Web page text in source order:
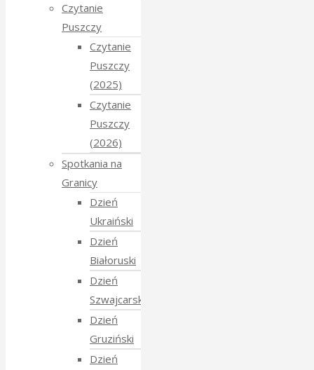
Czytanie
Puszczy
Czytanie
Puszczy
(2025)
Czytanie
Puszczy
(2026)
Spotkania na
Granicy
Dzień
Ukraiński
Dzień
Białoruski
Dzień
Szwajcarski
Dzień
Gruziński
Dzień